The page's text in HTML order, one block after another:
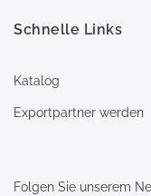
Schnelle Links
Katalog
Exportpartner werden
Folgen Sie unserem